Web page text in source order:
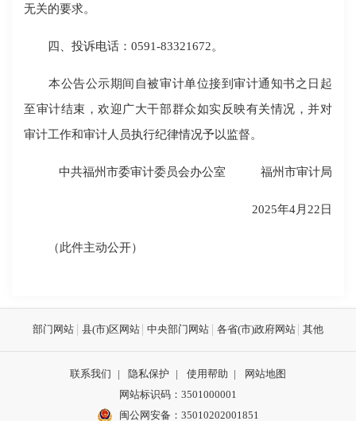
无关的要求。
四、投诉电话：0591-83321672。
本公告公示期间自被审计单位接到审计通知书之日起
至审计结束，欢迎广大干部群众如实反映有关情况，并对
审计工作和审计人员执行纪律情况予以监督。
中共福州市委审计委员会办公室 福州市审计局
2025年4月22日
（此件主动公开）
部门网站 县(市)区网站 中央部门网站 各省(市)政府网站 其他
联系我们 | 隐私保护 | 使用帮助 |
网站地图
网站标识码：3501000001
闽公网安备： 35010202001851